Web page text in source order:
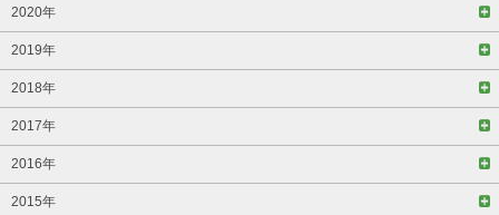
2020年
2019年
2018年
2017年
2016年
2015年